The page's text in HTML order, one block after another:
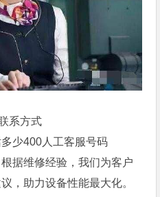
系方式
少400人工客服号码
据维修经验，我们为客户
，助力设备性能最大化。